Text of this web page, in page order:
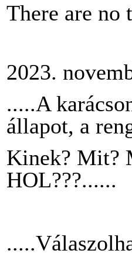
There are no
2023.
.....A
állapot, a
Kinek? Mit?
HOL???......